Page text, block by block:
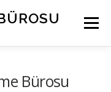
Menü
Bürosu